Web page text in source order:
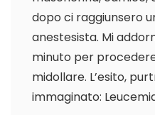
dopo ci raggiunsero
anestesista. Mi
minuto per
midollare. L’esito,
immaginato: